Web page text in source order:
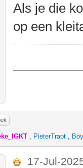
Als je die
op een
, PieterTrapt ,
17-Jul-